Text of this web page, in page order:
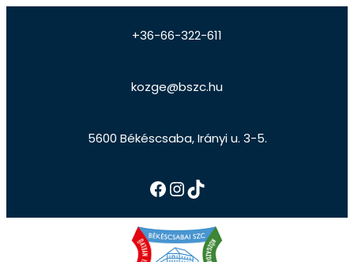
+36-66-322-611
kozge@bszc.hu
5600 Békéscsaba, Irányi u. 3-5.